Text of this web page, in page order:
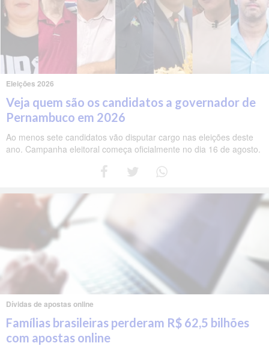
Eleições 2026
Veja quem são os candidatos a governador de
Pernambuco em 2026
Ao menos sete candidatos vão disputar cargo nas eleições deste
ano. Campanha eleitoral começa oficialmente no dia 16 de agosto.
Dívidas de apostas online
Famílias brasileiras perderam R$ 62,5 bilhões
com apostas online